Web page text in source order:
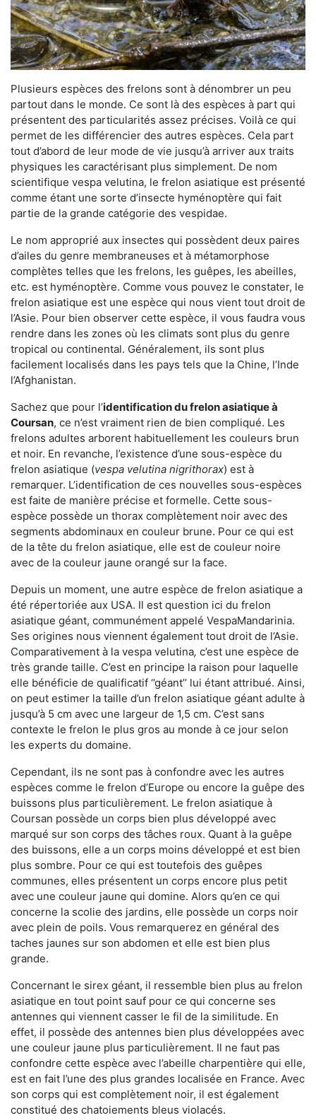
Plusieurs espèces des frelons sont à dénombrer un peu
partout dans le monde. Ce sont là des espèces à part qui
présentent des particularités assez précises. Voilà ce qui
permet de les différencier des autres espèces. Cela part
tout d’abord de leur mode de vie jusqu’à arriver aux traits
physiques les caractérisant plus simplement. De nom
scientifique vespa velutina, le frelon asiatique est présenté
comme étant une sorte d’insecte hyménoptère qui fait
partie de la grande catégorie des vespidae.
Le nom approprié aux insectes qui possèdent deux paires
d’ailes du genre membraneuses et à métamorphose
complètes telles que les frelons, les guêpes, les abeilles,
etc. est hyménoptère. Comme vous pouvez le constater, le
frelon asiatique est une espèce qui nous vient tout droit de
l’Asie. Pour bien observer cette espèce, il vous faudra vous
rendre dans les zones où les climats sont plus du genre
tropical ou continental. Généralement, ils sont plus
facilement localisés dans les pays tels que la Chine, l’Inde
l’Afghanistan.
Sachez que pour l’identification du frelon asiatiqueà
Coursan, ce n’est vraiment rien de bien compliqué. Les
frelons adultes arborent habituellement les couleurs brun
et noir. En revanche, l’existence d’une sous-espèce du
frelon asiatique (vespa velutina nigrithorax) est à
remarquer. L’identification de ces nouvelles sous-espèces
est faite de manière précise et formelle. Cette sous-
espèce possède un thorax complètement noir avec des
segments abdominaux en couleur brune. Pour ce qui est
de la tête du frelon asiatique, elle est de couleur noire
avec de la couleur jaune orangé sur la face.
Depuis un moment, une autre espèce de frelon asiatique a
été répertoriée aux USA. Il est question ici du frelon
asiatique géant, communément appelé VespaMandarinia.
Ses origines nous viennent également tout droit de l’Asie.
Comparativement à la vespa velutina, c’est une espèce de
très grande taille. C’est en principe la raison pour laquelle
elle bénéficie de qualificatif ‘’géant’’ lui étant attribué. Ainsi,
on peut estimer la taille d’un frelon asiatique géant adulte à
jusqu’à 5 cm avec une largeur de 1,5 cm. C’est sans
contexte le frelon le plus gros au monde à ce jour selon
les experts du domaine.
Cependant, ils ne sont pas à confondre avec les autres
espèces comme le frelon d’Europe ou encore la guêpe des
buissons plus particulièrement. Le frelon asiatique à
Coursan possède un corps bien plus développé avec
marqué sur son corps des tâches roux. Quant à la guêpe
des buissons, elle a un corps moins développé et est bien
plus sombre. Pour ce qui est toutefois des guêpes
communes, elles présentent un corps encore plus petit
avec une couleur jaune qui domine. Alors qu’en ce qui
concerne la scolie des jardins, elle possède un corps noir
avec plein de poils. Vous remarquerez en général des
taches jaunes sur son abdomen et elle est bien plus
grande.
Concernant le sirex géant, il ressemble bien plus au frelon
asiatique en tout point sauf pour ce qui concerne ses
antennes qui viennent casser le fil de la similitude. En
effet, il possède des antennes bien plus développées avec
une couleur jaune plus particulièrement. Il ne faut pas
confondre cette espèce avec l’abeille charpentière qui elle,
est en fait l’une des plus grandes localisée en France. Avec
son corps qui est complètement noir, il est également
constitué des chatoiements bleus violacés.